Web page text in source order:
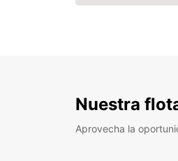
Nuestra
Aprovecha la